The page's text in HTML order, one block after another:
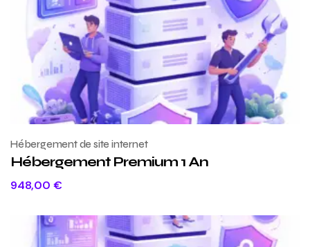
Hébergement de site internet
Hébergement Premium 1 An
948,00 €